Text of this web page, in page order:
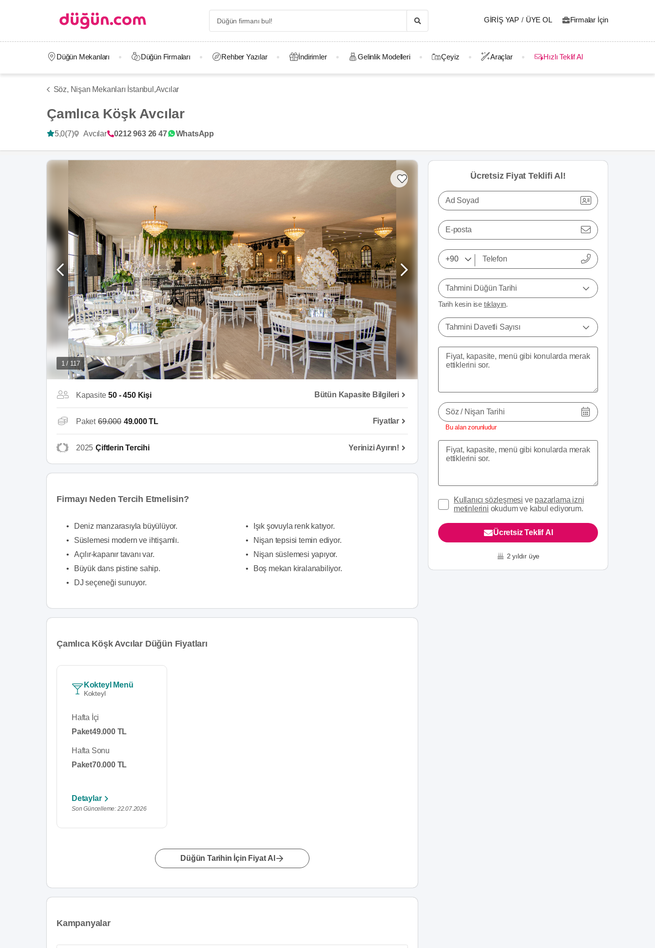
GIRIŞ YAP / ÜYE OL Firmalar İçin
Düğün Mekanları Düğün Firmaları Rehber Yazılar İndirimler Gelinlik Modelleri Çeyiz Araçlar Hızlı Teklif Al
Söz, Nişan Mekanları İstanbul,Avcılar
Çamlıca Köşk Avcılar
5,0(7) Avcılar 0212 963 26 47 WhatsApp
1 / 117
Kapasite 50 - 450 Kişi Bütün Kapasite Bilgileri
Paket 69.000 49.000 TL Fiyatlar
2025 Çiftlerin Tercihi Yerinizi Ayırın!
Firmayı Neden Tercih Etmelisin?
•
Deniz manzarasıyla büyülüyor.
•
Süslemesi modern ve ihtişamlı.
•
Açılır-kapanır tavanı var.
•
Büyük dans pistine sahip.
•
DJ seçeneği sunuyor.
•
Işık şovuyla renk katıyor.
•
Nişan tepsisi temin ediyor.
•
Nişan süslemesi yapıyor.
•
Boş mekan kiralanabiliyor.
Çamlıca Köşk Avcılar Düğün Fiyatları
Kokteyl Menü
Kokteyl
Hafta İçi
Paket49.000 TL
Hafta Sonu
Paket70.000 TL
Detaylar
Son Güncelleme: 22.07.2026
Düğün Tarihin İçin Fiyat Al
Kampanyalar
Ücretsiz Fiyat Teklifi Al!
Ad Soyad
E-posta
Tahmini Düğün Tarihi
Tarih kesin ise tıklayın.
Tahmini Davetli Sayısı
Söz / Nişan Tarihi
Bu alan zorunludur
Kullanıcı sözleşmesi ve pazarlama izni
metinlerini okudum ve kabul ediyorum.
Ücretsiz Teklif Al
2 yıldır üye